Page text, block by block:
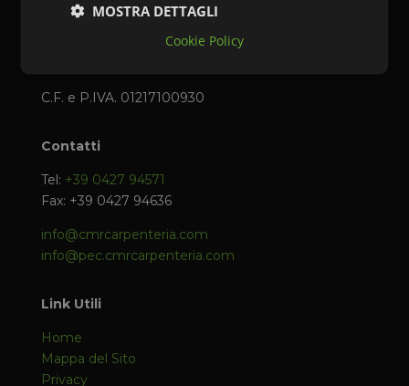
Costruzioni Metalliche – Carpenteria
Via Zona Industriale del Cosa, 10
C.F. e P.IVA. 01217100930
Contatti
Tel: +39 0427 94571
Fax: +39 0427 94636
info@cmrcarpenteria.com
info@pec.cmrcarpenteria.com
Link Utili
Home
Mappa del Sito
Privacy
MOSTRA DETTAGLI
Cookie Policy